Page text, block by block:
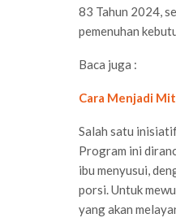
83 Tahun 2024,
pemenuhan
Baca juga :
Cara Menjadi
Salah satu
Program ini
ibu menyusui,
porsi. Untuk
yang akan